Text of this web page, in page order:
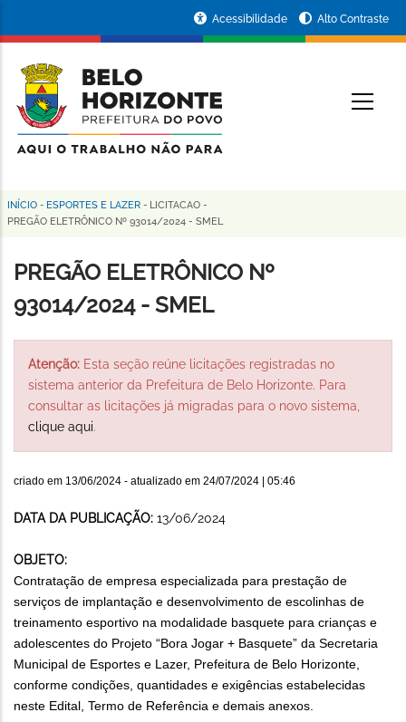
conteúdo
principal
da
Prefeitura
de
Horizonte
Acessibilidade Alto Contraste
Trilha
navegação
INÍCIO - ESPORTES E LAZER - LICITACAO -
PREGÃO ELETRÔNICO Nº 93014/2024 - SMEL
PREGÃO ELETRÔNICO Nº
93014/2024 - SMEL
Atenção: Esta seção reúne licitações registradas no
sistema anterior da Prefeitura de Belo Horizonte. Para
consultar as licitações já migradas para o novo sistema,
clique aqui.
criado em 13/06/2024 - atualizado em 24/07/2024 | 05:46
DATA DA PUBLICAÇÃO: 13/06/2024
OBJETO:
Contratação de empresa especializada para prestação de
serviços de implantação e desenvolvimento de escolinhas de
treinamento esportivo na modalidade basquete para crianças e
adolescentes do Projeto “Bora Jogar + Basquete” da Secretaria
Municipal de Esportes e Lazer, Prefeitura de Belo Horizonte,
conforme condições, quantidades e exigências estabelecidas
neste Edital, Termo de Referência e demais anexos.